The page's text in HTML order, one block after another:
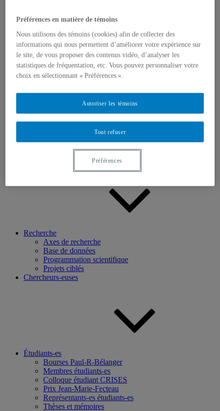
Communiqués
Distinctions
Activités
Événements à venir
Archives et bilans
Perspectives et dialogue
Vidéos et baladodiffusions
Recherche
Axes de recherche
Base de données
Programmation scientifique
Projets ciblés
Chercheurs-euses
Étudiants-es
Bourses Paul-R-Bélanger
Membres étudiants-es
Colloque étudiant CRISES
Prix Jean-Marie-Fecteau
Représentants-es étudiants-es
Thèses et mémoires
Préférences en matière de témoins
Nous utilisons des témoins (cookies) afin de collecter des
informations qui nous permettent d’améliorer votre expérience sur
le site, de vous proposer des contenus vidéo, d’analyser les
statistiques de fréquentation, etc. Vous pouvez personnaliser votre
choix en sélectionnant « Préférences ».
Tout refuser
Autoriser les témoins
Préférences